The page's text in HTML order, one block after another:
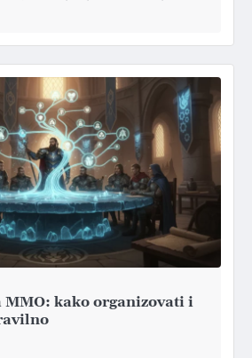
kako organizovati i